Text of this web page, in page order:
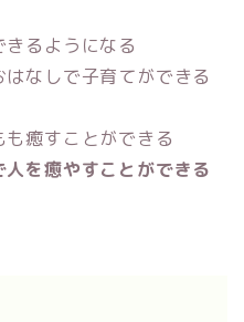
きるようになる
なしで子育てができる
も癒すことができる
人を癒やすことができる